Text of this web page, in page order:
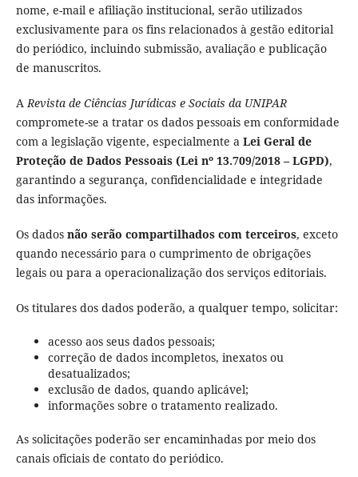
nome, e-mail e afiliação institucional, serão utilizados
exclusivamente para os fins relacionados à gestão editorial
do periódico, incluindo submissão, avaliação e publicação
de manuscritos.
ARevista de Ciências Jurídicas e Sociais da UNIPAR
compromete-se a tratar os dados pessoais em conformidade
com a legislação vigente, especialmente a Lei Geral de
Proteção de Dados Pessoais (Lei nº 13.709/2018 – LGPD),
garantindo a segurança, confidencialidade e integridade
das informações.
Os dados não serão compartilhados com terceiros, exceto
quando necessário para o cumprimento de obrigações
legais ou para a operacionalização dos serviços editoriais.
Os titulares dos dados poderão, a qualquer tempo, solicitar:
acesso aos seus dados pessoais;
correção de dados incompletos, inexatos ou
desatualizados;
exclusão de dados, quando aplicável;
informações sobre o tratamento realizado.
As solicitações poderão ser encaminhadas por meio dos
canais oficiais de contato do periódico.